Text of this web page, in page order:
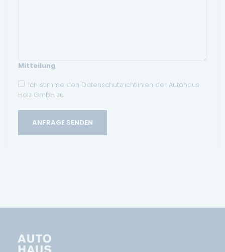
Mitteilung
Ich stimme den Datenschutzrichtlinien der Autohaus
Holz GmbH zu.
ANFRAGE SENDEN